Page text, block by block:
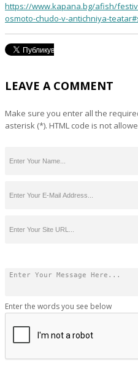
https://www.kapana.bg/afish/
osmoto-chudo-v-antichniya-
LEAVE A COMMENT
Make sure you enter all the
asterisk (*). HTML code is not
Enter the words you see below